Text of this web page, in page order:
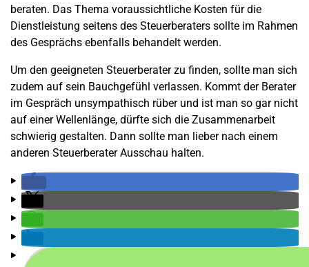
beraten. Das Thema voraussichtliche Kosten für die
Dienstleistung seitens des Steuerberaters sollte im Rahmen
des Gesprächs ebenfalls behandelt werden.
Um den geeigneten Steuerberater zu finden, sollte man sich
zudem auf sein Bauchgefühl verlassen. Kommt der Berater
im Gespräch unsympathisch rüber und ist man so gar nicht
auf einer Wellenlänge, dürfte sich die Zusammenarbeit
schwierig gestalten. Dann sollte man lieber nach einem
anderen Steuerberater Ausschau halten.